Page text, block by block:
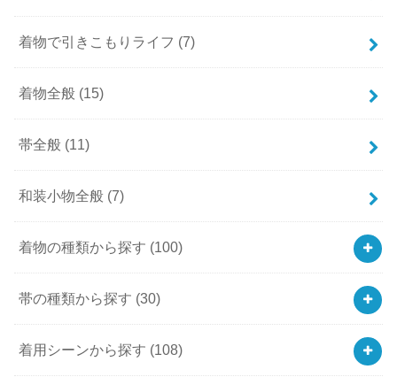
着物で引きこもりライフ (7)
着物全般 (15)
帯全般 (11)
和装小物全般 (7)
着物の種類から探す (100)
帯の種類から探す (30)
着用シーンから探す (108)